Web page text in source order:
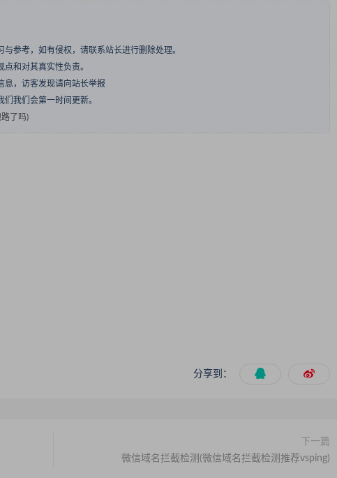
参考，如有侵权，请联系站长进行删除处理。
和对其真实性负责。
息，访客发现请向站长举报
我们会第一时间更新。
了吗)
分享到：
下一篇
微信域名拦截检测(微信域名拦截检测推荐vsping)